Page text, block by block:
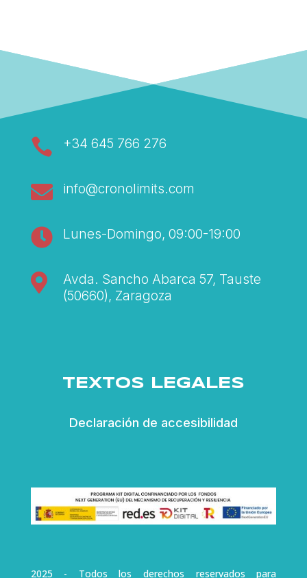
 +34 645 766 276
 info@cronolimits.com
 Lunes-Domingo, 09:00-19:00

Avda. Sancho Abarca 57, Tauste
(50660), Zaragoza
TEXTOS LEGALES
Declaración de accesibilidad
2025 - Todos los derechos reservados para